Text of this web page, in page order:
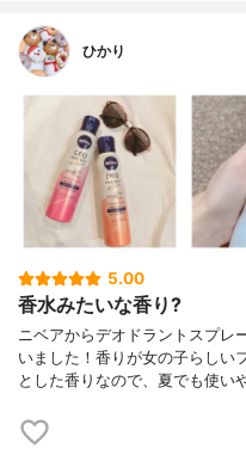
ひかり
5.00
香水みたいな香り?
ニベアからデオドラントスプレ
いました！香りが女の子らしい
とした香りなので、夏でも使い